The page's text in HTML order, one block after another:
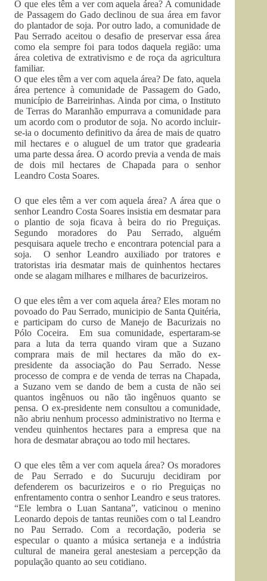
O que eles têm a ver com aquela área? A comunidade
de Passagem do Gado declinou de sua área em favor
do plantador de soja. Por outro lado, a comunidade de
Pau Serrado aceitou o desafio de preservar essa área
como ela sempre foi para todos daquela região: uma
área coletiva de extrativismo e de roça da agricultura
familiar.
O que eles têm a ver com aquela área? De fato, aquela
área pertence à comunidade de Passagem do Gado,
município de Barreirinhas. Ainda por cima, o Instituto
de Terras do Maranhão empurrava a comunidade para
um acordo com o produtor de soja. No acordo incluir-
se-ia o documento definitivo da área de mais de quatro
mil hectares e o aluguel de um trator que gradearia
uma parte dessa área. O acordo previa a venda de mais
de dois mil hectares de Chapada para o senhor
Leandro Costa Soares.
O que eles têm a ver com aquela área? A área que o
senhor Leandro Costa Soares insistia em desmatar para
o plantio de soja ficava à beira do rio Preguiças.
Segundo moradores do Pau Serrado, alguém
pesquisara aquele trecho e encontrara potencial para a
soja. O senhor Leandro auxiliado por tratores e
tratoristas iria desmatar mais de quinhentos hectares
onde se alagam milhares e milhares de bacurizeiros.
O que eles têm a ver com aquela área? Eles moram no
povoado do Pau Serrado, municipio de Santa Quitéria,
e participam do curso de Manejo de Bacurizais no
Pólo Coceira. Em sua comunidade, espertaram-se
para a luta da terra quando viram que a Suzano
comprara mais de mil hectares da mão do ex-
presidente da associação do Pau Serrado. Nesse
processo de compra e de venda de terras na Chapada,
a Suzano vem se dando de bem a custa de não sei
quantos ingênuos ou não tão ingênuos quanto se
pensa. O ex-presidente nem consultou a comunidade,
não abriu nenhum processo administrativo no Iterma e
vendeu quinhentos hectares para a empresa que na
hora de desmatar abraçou ao todo mil hectares.
O que eles têm a ver com aquela área? Os moradores
de Pau Serrado e do Sucuruju decidiram por
defenderem os bacurizeiros e o rio Preguiças no
enfrentamento contra o senhor Leandro e seus tratores.
“Ele lembra o Luan Santana”, vaticinou o menino
Leonardo depois de tantas reuniões com o tal Leandro
no Pau Serrado. Com a recordação, poderia se
especular o quanto a música sertaneja e a indústria
cultural de maneira geral anestesiam a percepção da
população quanto ao seu cotidiano.